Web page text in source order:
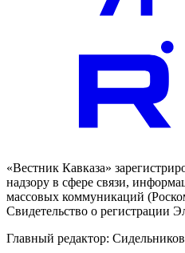
«Вестник Кавказа»
надзору в сфере связи,
массовых коммуникаций
Свидетельство о регистрации
Главный редактор: